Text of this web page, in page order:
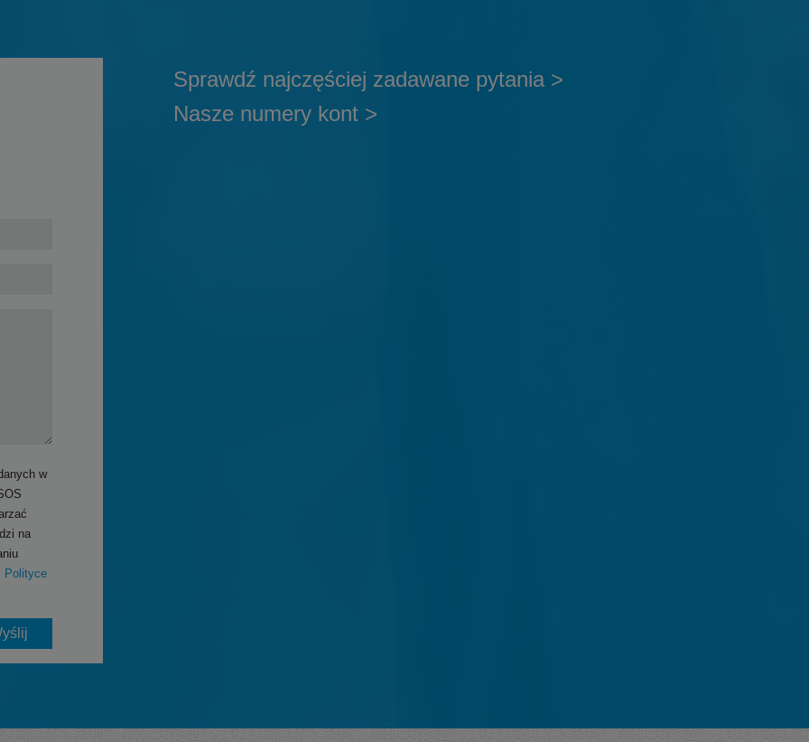
w
na
Polityce
Sprawdź najczęściej zadawane pytania >
Nasze numery kont >